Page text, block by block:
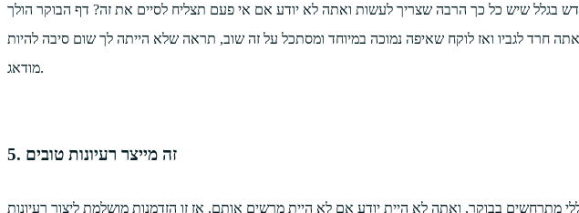
שיש כל כך הרבה שצריך לעשות ואתה לא יודע אם אי פעם תצליח לסיים את זה? דף הבוקר הולך
חרד לגביו ואז לוקח שאיפה נמוכה במיוחד ומסתכל על זה שוב, תראה שלא הייתה לך שום סיבה להיות
מודאג.
5. זה מייצר רעיונות טובים